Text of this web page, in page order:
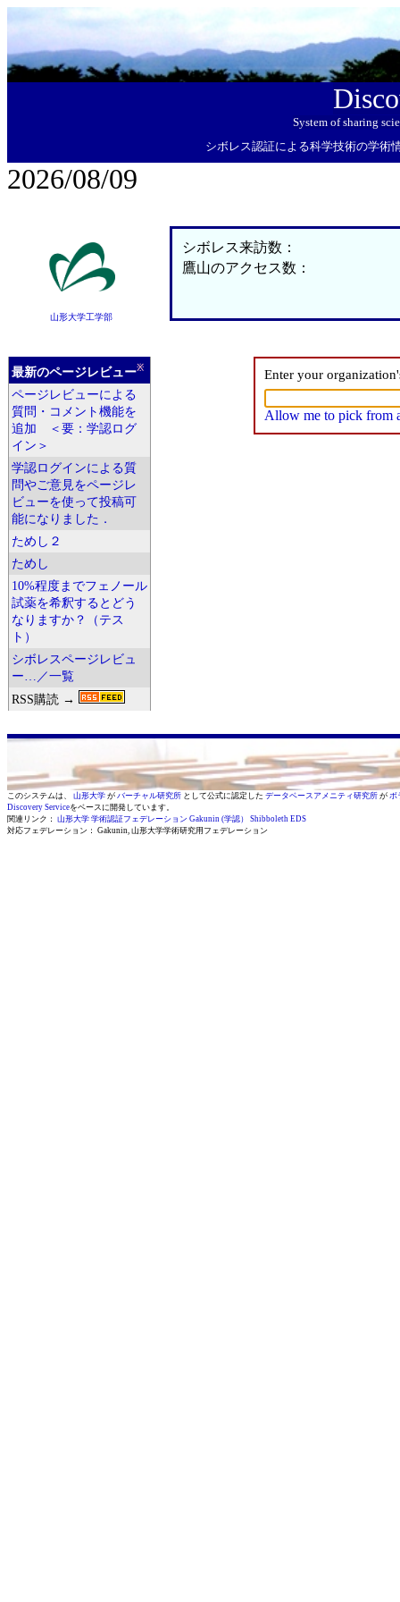
System of sharing
シボレス認証による科学技術の学術
2026/08/09
山形大学工学部
シボレス来訪数：
鷹山のアクセス数：
最新のページレビュー※
ページレビューによる
質問・コメント機能を
追加 ＜要：学認ログ
イン＞
学認ログインによる質
問やご意見をページレ
ビューを使って投稿可
能になりました．
ためし２
ためし
10%程度までフェノール
試薬を希釈するとどう
なりますか？（テス
ト）
シボレスページレビュ
ー…／一覧
RSS購読 →
Enter your
Allow me to pick from
このシステムは、 山形大学 が バーチャル研究所 として公式に認定した データベースアメニティ研究所 が ボ
Discovery Serviceをベースに開発しています。
関連リンク： 山形大学 学術認証フェデレーション Gakunin (学認）
Shibboleth EDS
対応フェデレーション： Gakunin, 山形大学学術研究用フェデレーション